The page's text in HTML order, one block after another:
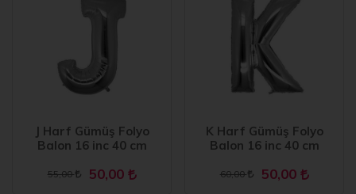
J Harf Gümüş Folyo
Balon 16 inc 40 cm
55,00 50,00
K Harf Gümüş Folyo
Balon 16 inc 40 cm
60,00 50,00